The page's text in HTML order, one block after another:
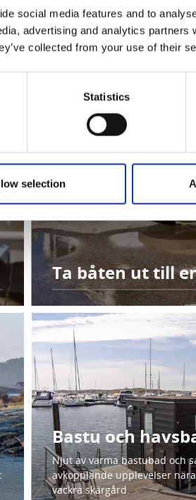
social media features and to
advertising and analytics partners
collected from your use of their
Statistics
selection
Ta båten ut till
Bastu och
Njut av varma bastubad och
avkopplande upplevelser
vackra skärgård.